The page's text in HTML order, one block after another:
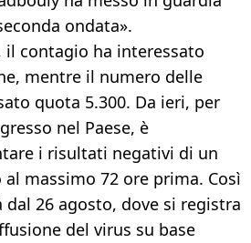
ondata».
il contagio ha interessato
mentre il numero delle
quota 5.300. Da ieri, per
nel Paese, è
i risultati negativi di un
massimo 72 ore prima. Così
dal 26 agosto, dove si registra
del virus su base